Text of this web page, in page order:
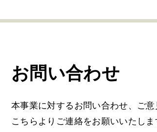
お問い合わせ
本事業に対するお問い合わせ、ご意
こちらよりご連絡をお願いいたしま